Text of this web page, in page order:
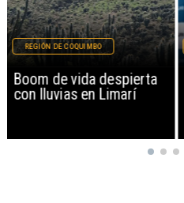
Boom de vida despierta
con lluvias en Limarí
REGIÓN DE COQUIMBO